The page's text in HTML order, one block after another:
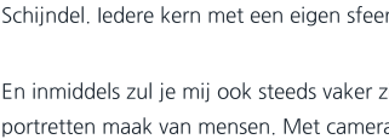
Schijndel. Iedere kern met een eigen
En inmiddels zul je mij ook steeds vaker
portretten maak van mensen. Met